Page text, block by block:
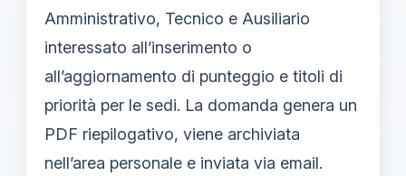
Amministrativo, Tecnico e Ausiliario
interessato all’inserimento o
all’aggiornamento di punteggio e titoli di
priorità per le sedi. La domanda genera un
PDF riepilogativo, viene archiviata
nell’area personale e inviata via email.